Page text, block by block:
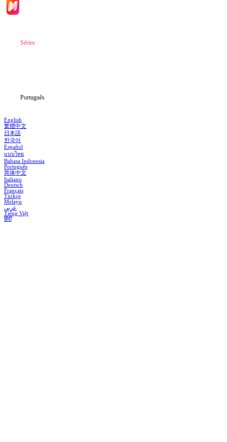
Séries
Português
English
繁體中文
日本語
한국어
Español
แบบไทย
Bahasa Indonesia
Português
简体中文
Italiano
Deutsch
Français
Türkçe
Melayu
عربي
Tiếng Việt
हिंदी